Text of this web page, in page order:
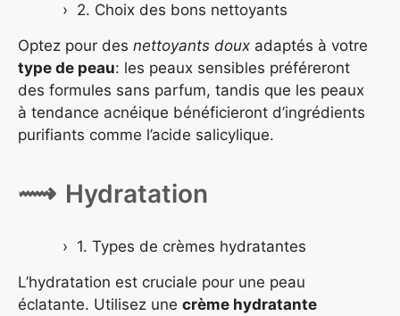
2. Choix des bons nettoyants
Optez pour des nettoyants doux adaptés à votre
type de peau: les peaux sensibles préféreront
des formules sans parfum, tandis que les peaux
à tendance acnéique bénéficieront d’ingrédients
purifiants comme l’acide salicylique.
Hydratation
1. Types de crèmes hydratantes
L’hydratation est cruciale pour une peau
éclatante. Utilisez une crème hydratante